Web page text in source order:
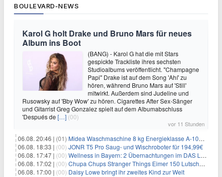
BOULEVARD-NEWS
Karol G holt Drake und Bruno Mars für neues
Album ins Boot
(BANG) - Karol G hat die mit Stars
gespickte Trackliste ihres sechsten
Studioalbums veröffentlicht. "Champagne
Papi" Drake ist auf dem Song 'Ahí' zu
hören, während Bruno Mars auf 'Still'
mitwirkt. Außerdem sind Judeline und
Rusowsky auf 'Bby Wow' zu hören. Cigarettes After Sex-Sänger
und Gitarrist Greg Gonzalez spielt auf dem Albumabschluss
'Después de […] (00)
vor 11 Stunden
06.08. 20:46 | (01) Midea Waschmaschine 8 kg Energieklasse A-10% 1400 U/Min für 289,97€
06.08. 18:33 | (00) JONR T5 Pro Saug- und Wischroboter für 194,99€
06.08. 17:47 | (00) Wellness in Bayern: 2 Übernachtungen im DAS LUDWIG Sports Resort inkl. HP + Wellness ab 174€ p.P.
06.08. 17:02 | (00) Chupa Chups Stranger Things Eimer 150 Lutscher für 21,95€
06.08. 17:00 | (00) Daisy Lowe bringt ihr zweites Kind zur Welt